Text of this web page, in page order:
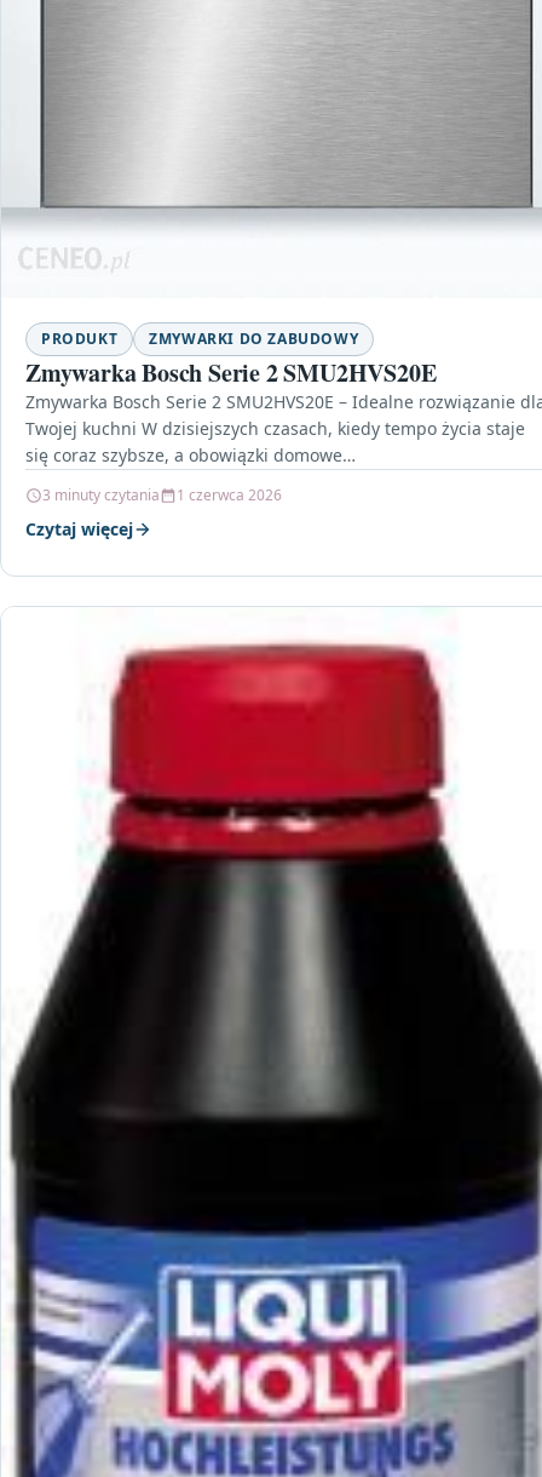
PRODUKT ZMYWARKI DO ZABUDOWY
Zmywarka Bosch Serie 2 SMU2HVS20E
Zmywarka Bosch Serie 2 SMU2HVS20E – Idealne rozwiązanie
Twojej kuchni W dzisiejszych czasach, kiedy tempo życia staje
się coraz szybsze, a obowiązki domowe…
3 minuty czytania 1 czerwca 2026
Czytaj więcej